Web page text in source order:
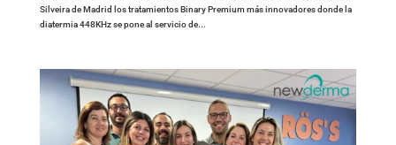
Silveira de Madrid los tratamientos Binary Premium más innovadores donde la
diatermia 448KHz se pone al servicio de...